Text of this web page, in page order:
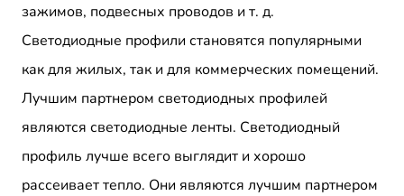
зажимов, подвесных проводов и т. д.
Светодиодные профили становятся популярными
как для жилых, так и для коммерческих помещений.
Лучшим партнером светодиодных профилей
являются светодиодные ленты. Светодиодный
профиль лучше всего выглядит и хорошо
рассеивает тепло. Они являются лучшим партнером